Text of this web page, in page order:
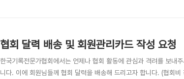
협회 달력 배송 및 회원관리카드 작성 요청
한국기록전문가협회에서는 언제나 협회 활동에 관심과 격려를 보
니다. 이에 회원님들께 협회 달력을 배송해 드리고자 합니다. (협회